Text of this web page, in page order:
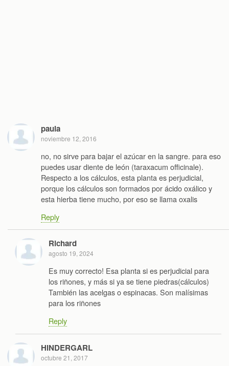
paula
noviembre 12, 2016
no, no sirve para bajar el azúcar en la sangre. para eso
puedes usar diente de león (taraxacum officinale).
Respecto a los cálculos, esta planta es perjudicial,
porque los cálculos son formados por ácido oxálico y
esta hierba tiene mucho, por eso se llama oxalis
Reply
Richard
agosto 19, 2024
Es muy correcto! Esa planta si es perjudicial para
los riñones, y más si ya se tiene piedras(cálculos)
También las acelgas o espinacas. Son malísimas
para los riñones
Reply
HINDERGARL
octubre 21, 2017